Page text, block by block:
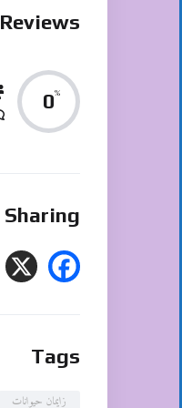
Reviews
0%
Sharing
Tags
زایمان حیوانات